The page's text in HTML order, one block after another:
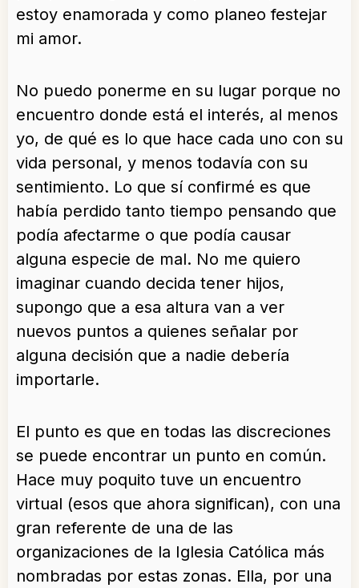
estoy enamorada y como planeo festejar
mi amor.
No puedo ponerme en su lugar porque no
encuentro donde está el interés, al menos
yo, de qué es lo que hace cada uno con su
vida personal, y menos todavía con su
sentimiento. Lo que sí confirmé es que
había perdido tanto tiempo pensando que
podía afectarme o que podía causar
alguna especie de mal. No me quiero
imaginar cuando decida tener hijos,
supongo que a esa altura van a ver
nuevos puntos a quienes señalar por
alguna decisión que a nadie debería
importarle.
El punto es que en todas las discreciones
se puede encontrar un punto en común.
Hace muy poquito tuve un encuentro
virtual (esos que ahora significan), con una
gran referente de una de las
organizaciones de la Iglesia Católica más
nombradas por estas zonas. Ella, por una